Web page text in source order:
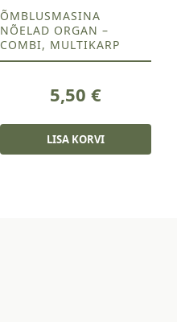
ÕMBLUSMASINA
NÕELAD ORGAN –
COMBI, MULTIKARP
5,50€
LISA KORVI